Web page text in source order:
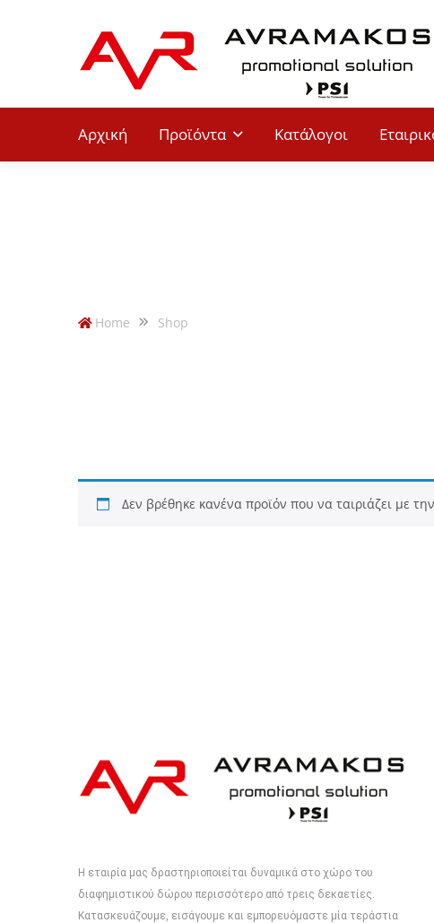
Αρχική Προϊόντα Κατάλογοι
Home Shop
Δεν βρέθηκε κανένα προϊόν που να ταιριάζει με
Η εταιρία μας δραστηριοποιείται δυναμικά στο χώρο του
διαφημιστικού δώρου περισσότερο από τρεις δεκαετίες.
Κατασκευάζουμε, εισάγουμε και εμπορευόμαστε μία τεράστια